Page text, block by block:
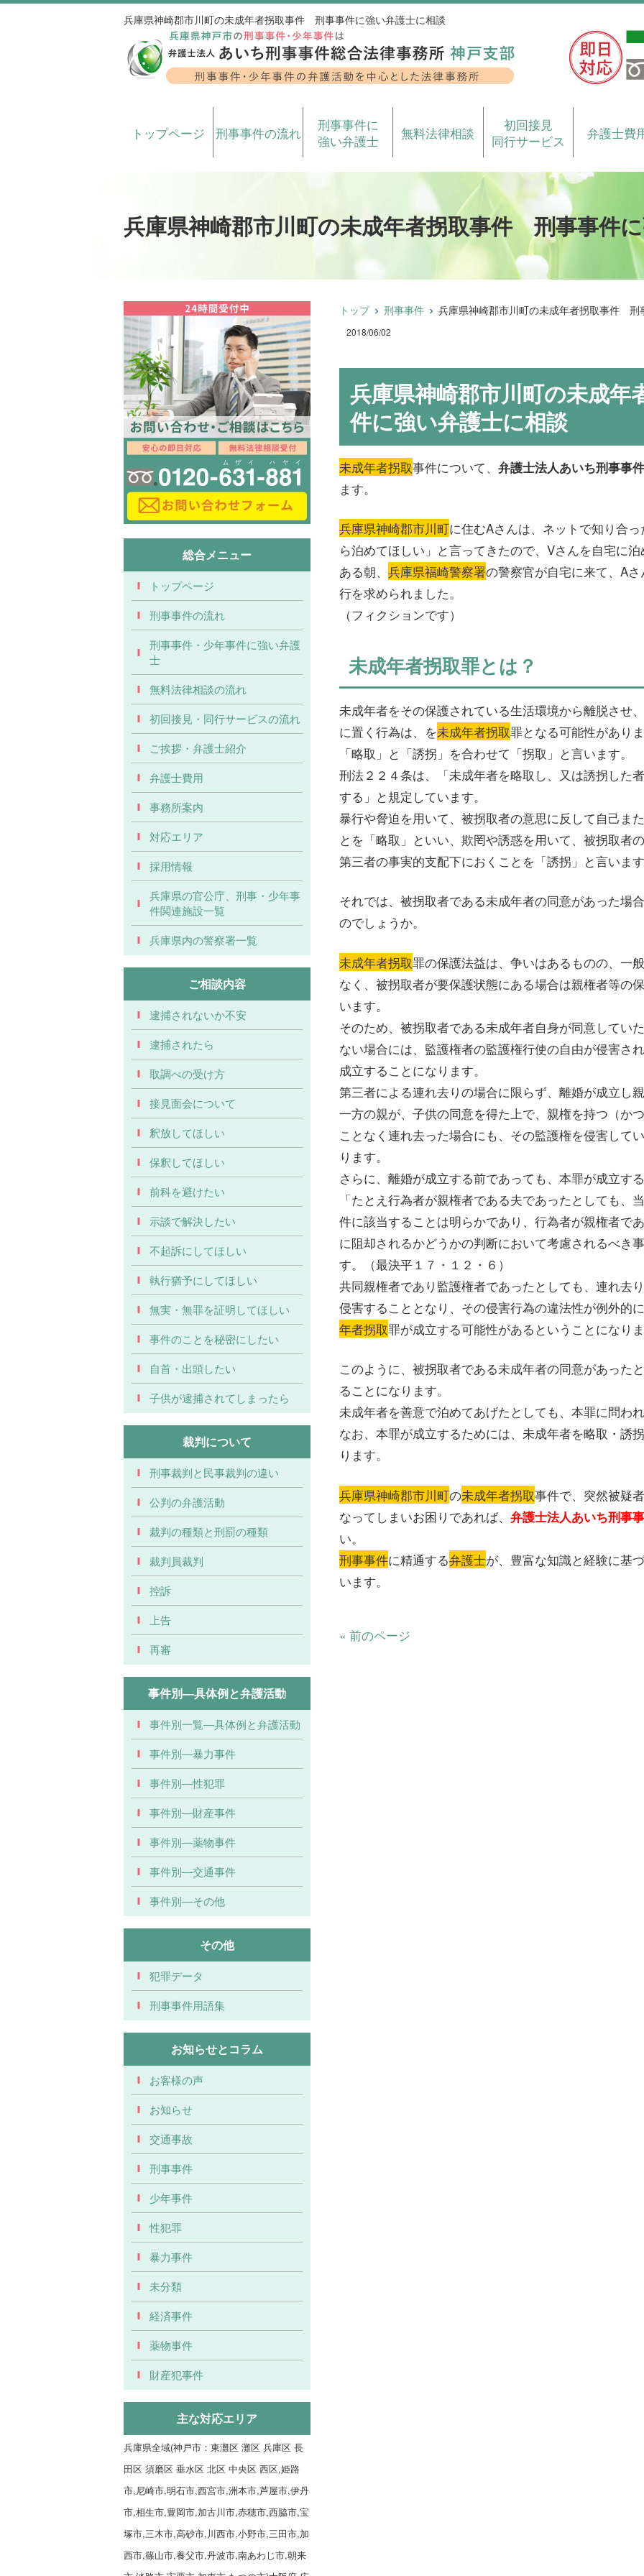
兵庫県神崎郡市川町の未成年者拐取事件 刑事事件に強い弁護士に相談
トップページ 刑事事件の流れ
刑事事件に
強い弁護士
無料法律相談
初回接見
同行サービス
弁護士費
兵庫県神崎郡市川町の未成年者拐取事件 刑事事件
トップ 刑事事件 兵庫県神崎郡市川町の未成年者拐取事件 刑
2018/06/02
兵庫県神崎郡市川町の未成
件に強い弁護士に相談
未成年者拐取事件について、 弁護士法人あいち刑事事
ます。
兵庫県神崎郡市川町に住むAさんは、ネットで知り合
ら泊めてほしい」と言ってきたので、Vさんを自宅に泊
ある朝、 兵庫県福崎警察署の警察官が自宅に来て、Aさ
行を求められました。
（フィクションです）
未成年者拐取罪とは？
未成年者をその保護されている生活環境から離脱させ
に置く行為は、を未成年者拐取罪となる可能性がありま
「略取」と「誘拐」を合わせて「拐取」と言います。
刑法２２４条は、「未成年者を略取し、又は誘拐した
する」と規定しています。
暴行や脅迫を用いて、被拐取者の意思に反して自己ま
とを「略取」といい、欺罔や誘惑を用いて、被拐取者
第三者の事実的支配下におくことを「誘拐」と言います
それでは、被拐取者である未成年者の同意があった場合
のでしょうか。
未成年者拐取罪の保護法益は、争いはあるものの、一
なく、被拐取者が要保護状態にある場合は親権者等の
います。
そのため、被拐取者である未成年者自身が同意してい
ない場合には、監護権者の監護権行使の自由が侵害され
成立することになります。
第三者による連れ去りの場合に限らず、離婚が成立し
一方の親が、子供の同意を得た上で、親権を持つ（か
ことなく連れ去った場合にも、その監護権を侵害して
ります。
さらに、離婚が成立する前であっても、本罪が成立す
「たとえ行為者が親権者である夫であったとしても、
件に該当することは明らかであり、行為者が親権者で
に阻却されるかどうかの判断において考慮されるべき
す。（最決平１７・１２・６）
共同親権者であり監護権者であったとしても、連れ去
侵害することとなり、その侵害行為の違法性が例外的
年者拐取罪が成立する可能性があるということになりま
このように、被拐取者である未成年者の同意があったと
ることになります。
未成年者を善意で泊めてあげたとしても、本罪に問わ
なお、本罪が成立するためには、未成年者を略取・誘
ります。
兵庫県神崎郡市川町の未成年者拐取事件で、突然被疑
なってしまいお困りであれば、 弁護士法人あいち刑事
い。
刑事事件に精通する弁護士が、豊富な知識と経験に基
います。
« 前のページ
総合メニュー
トップページ
刑事事件の流れ
刑事事件・少年事件に強い弁護
士
無料法律相談の流れ
初回接見・同行サービスの流れ
ご挨拶・弁護士紹介
弁護士費用
事務所案内
対応エリア
採用情報
兵庫県の官公庁、刑事・少年事
件関連施設一覧
兵庫県内の警察署一覧
ご相談内容
逮捕されないか不安
逮捕されたら
取調べの受け方
接見面会について
釈放してほしい
保釈してほしい
前科を避けたい
示談で解決したい
不起訴にしてほしい
執行猶予にしてほしい
無実・無罪を証明してほしい
事件のことを秘密にしたい
自首・出頭したい
子供が逮捕されてしまったら
裁判について
刑事裁判と民事裁判の違い
公判の弁護活動
裁判の種類と刑罰の種類
裁判員裁判
控訴
上告
再審
事件別―具体例と弁護活動
事件別一覧―具体例と弁護活動
事件別―暴力事件
事件別―性犯罪
事件別―財産事件
事件別―薬物事件
事件別―交通事件
事件別―その他
その他
犯罪データ
刑事事件用語集
お知らせとコラム
お客様の声
お知らせ
交通事故
刑事事件
少年事件
性犯罪
暴力事件
未分類
経済事件
薬物事件
財産犯事件
主な対応エリア
兵庫県全域(神戸市：東灘区 灘区 兵庫区 長
田区 須磨区 垂水区 北区 中央区 西区,姫路
市,尼崎市,明石市,西宮市,洲本市,芦屋市,伊丹
市,相生市,豊岡市,加古川市,赤穂市,西脇市,宝
塚市,三木市,高砂市,川西市,小野市,三田市,加
西市,篠山市,養父市,丹波市,南あわじ市,朝来